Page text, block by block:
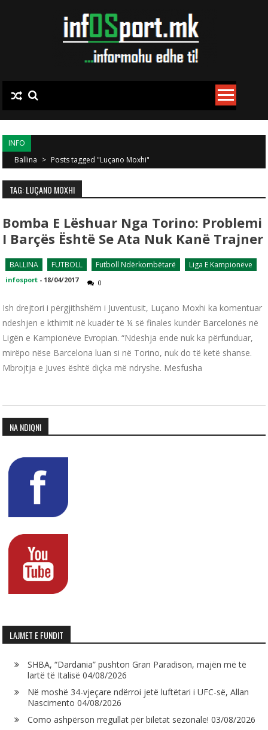
INFO
Ballina > Posts tagged "Luçano Moxhi"
TAG: LUÇANO MOXHI
Bomba E Lëshuar Nga Torino: Problemi
I Barçës Është Se Ata Nuk Kanë Trajner
BALLINA FUTBOLL Futboll Ndërkombëtarë Liga E Kampionëve
infosport - 18/04/2017 0
Ish drejtori i përgjithshëm i Juventusit, Luçano Moxhi ka komentuar
ndeshjen e kthimit në kuadër të ¼ së finales kundër Barcelonës në
Ligën e Kampionëve Evropian. “Ndeshja ende nuk ka përfunduar,
mirëpo nëse Barcelona luan si në Torino, nuk do të ketë shanse.
Mbrojtja e Juves është diçka më ndryshe. Mesfusha
NA NDIQNI
LAJMET E FUNDIT
SHBA, “Dardania” pushton Gran Paradison, majën më të
lartë të Italisë 04/08/2026
Në moshë 34-vjeçare ndërroi jetë luftëtari i UFC-së, Allan
Nascimento 04/08/2026
Como ashpërson rregullat për biletat sezonale! 03/08/2026